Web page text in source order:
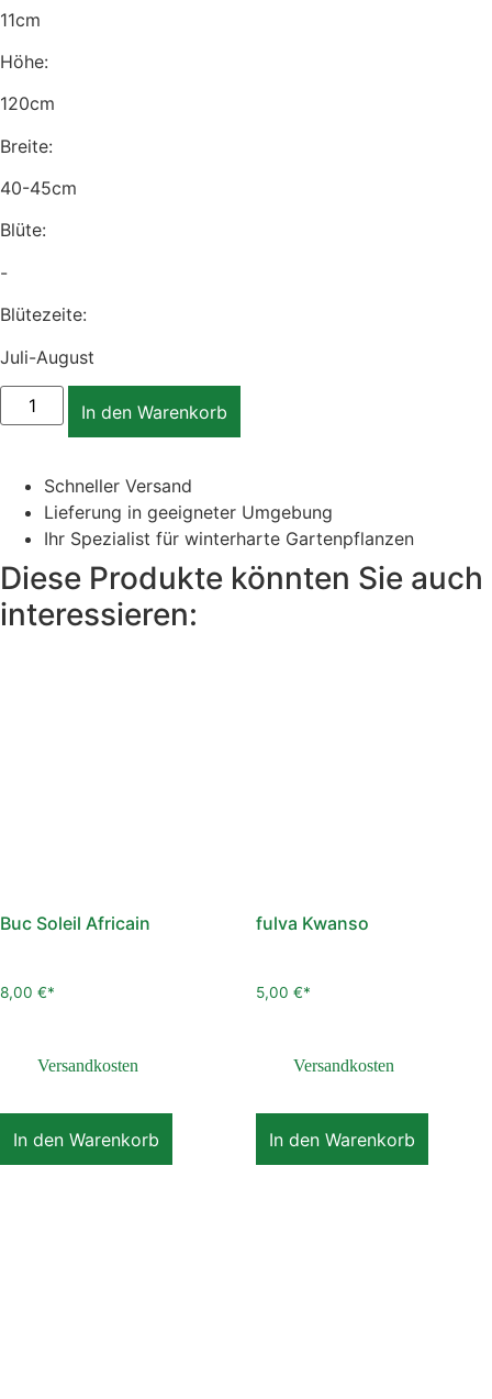
11cm
Höhe:
120cm
Breite:
40-45cm
Blüte:
-
Blütezeite:
Juli-August
Helenium
Kanaria
-
In den Warenkorb
Schneller Versand
Lieferung in geeigneter Umgebung
Ihr Spezialist für winterharte Gartenpflanzen
Diese Produkte könnten Sie auch
interessieren:
Buc Soleil Africain
8,00 €
Versandkosten
In den Warenkorb
fulva Kwanso
5,00 €
Versandkosten
In den Warenkorb